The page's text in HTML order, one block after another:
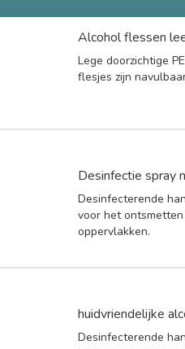
Alcohol flessen
Lege doorzichtige
flesjes zijn
Desinfectie spray
Desinfecterende
voor het
oppervlakken.
huidvriendelijke
Desinfecterende